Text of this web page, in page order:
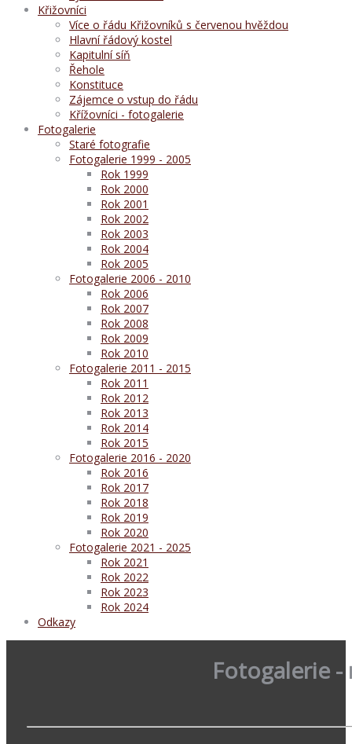
Křižovníci
Více o řádu Křižovníků s červenou hvěždou
Hlavní řádový kostel
Kapitulní síň
Řehole
Konstituce
Zájemce o vstup do řádu
Křížovníci - fotogalerie
Fotogalerie
Staré fotografie
Fotogalerie 1999 - 2005
Rok 1999
Rok 2000
Rok 2001
Rok 2002
Rok 2003
Rok 2004
Rok 2005
Fotogalerie 2006 - 2010
Rok 2006
Rok 2007
Rok 2008
Rok 2009
Rok 2010
Fotogalerie 2011 - 2015
Rok 2011
Rok 2012
Rok 2013
Rok 2014
Rok 2015
Fotogalerie 2016 - 2020
Rok 2016
Rok 2017
Rok 2018
Rok 2019
Rok 2020
Fotogalerie 2021 - 2025
Rok 2021
Rok 2022
Rok 2023
Rok 2024
Odkazy
Fotogalerie -